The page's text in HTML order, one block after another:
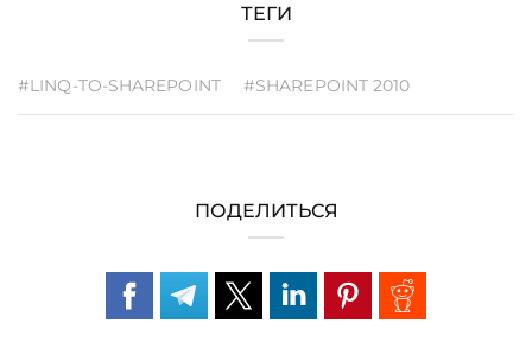
ТЕГИ
#LINQ-TO-SHAREPOINT #SHAREPOINT 2010
ПОДЕЛИТЬСЯ